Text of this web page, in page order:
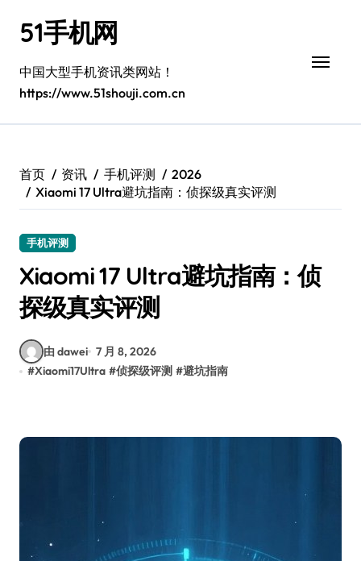
51手机网
中国大型手机资讯类网站！
https://www.51shouji.com.cn
首页 资讯 手机评测
2026
Xiaomi 17 Ultra避坑指南：侦探级真实评测
手机评测
Xiaomi 17 Ultra避坑指南：侦
探级真实评测
由 dawei 7 月 8, 2026
#Xiaomi17Ultra #侦探级评测 #避坑指南